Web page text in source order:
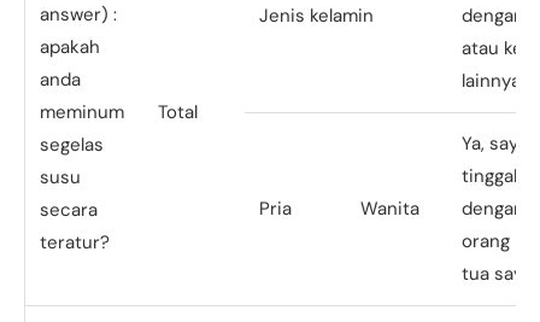
answer) :
apakah
anda
meminum
segelas
susu
secara
teratur?
Total
Jenis kelamin
dengan
atau
lainnya?
Pria Wanita
Ya, saya
tinggal
dengan
orang
tua saya